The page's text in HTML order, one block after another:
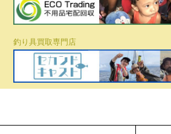
釣り具買取専門店